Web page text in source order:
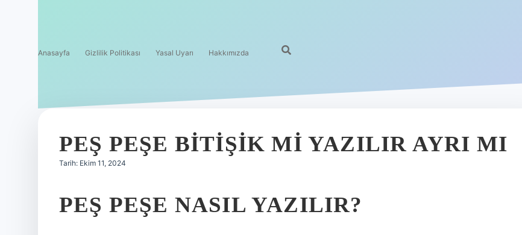
Anasayfa Gizlilik Politikası Yasal Uyarı Hakkımızda
PEŞ PEŞE BITIŞIK MI YAZILIR AYRI MI
Tarih: Ekim 11, 2024
PEŞ PEŞE NASIL YAZILIR?